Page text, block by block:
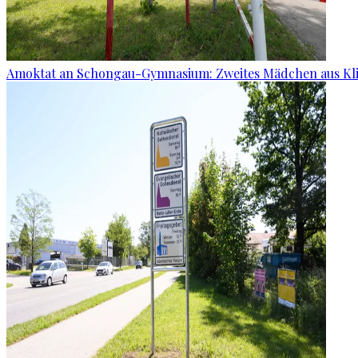
Amoktat an Schongau-Gymnasium: Zweites Mädchen aus